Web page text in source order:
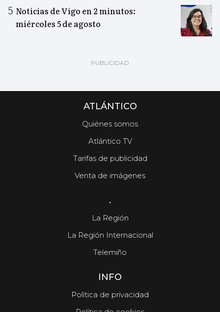
Noticias de Vigo en 2 minutos:
miércoles 5 de agosto
ATLÁNTICO
Quiénes somos
Atlántico TV
Tarifas de publicidad
Venta de imágenes
.
La Región
La Región Internacional
Telemiño
INFO
Política de privacidad